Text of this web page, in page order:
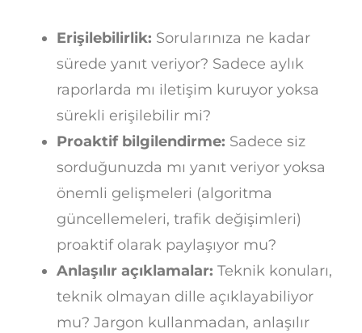
Erişilebilirlik: Sorularınıza ne kadar
sürede yanıt veriyor? Sadece aylık
raporlarda mı iletişim kuruyor yoksa
sürekli erişilebilir mi?
Proaktif bilgilendirme: Sadece siz
sorduğunuzda mı yanıt veriyor yoksa
önemli gelişmeleri (algoritma
güncellemeleri, trafik değişimleri)
proaktif olarak paylaşıyor mu?
Anlaşılır açıklamalar: Teknik konuları,
teknik olmayan dille açıklayabiliyor
mu? Jargon kullanmadan, anlaşılır